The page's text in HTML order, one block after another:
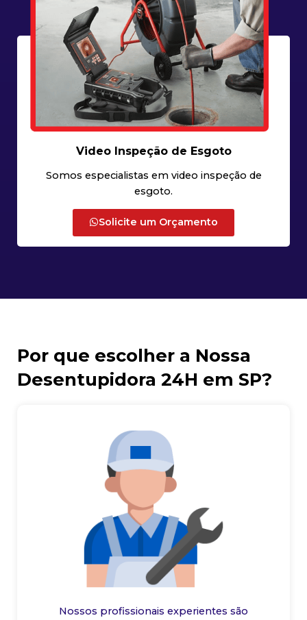
Video Inspeção de Esgoto
Somos especialistas em video inspeção de
esgoto.
Solicite um Orçamento
Por que escolher a Nossa
Desentupidora 24H em SP?
Nossos profissionais experientes são